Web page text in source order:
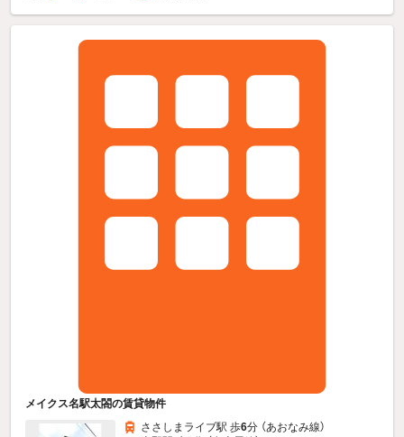
メイクス名駅太閤の賃貸物件
ささしまライブ駅 歩6分 （あおなみ線）